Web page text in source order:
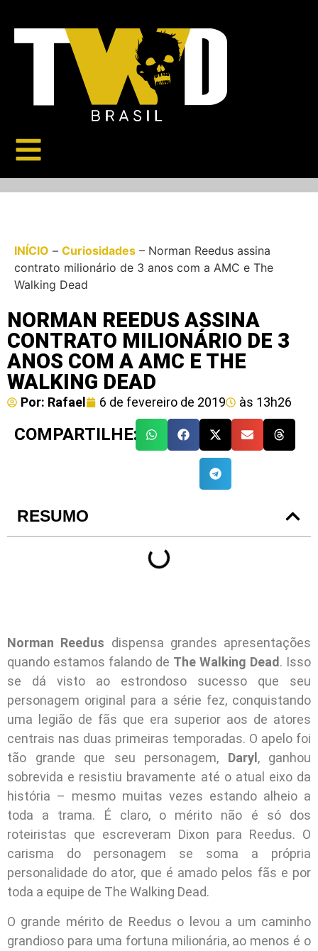
INÍCIO – Curiosidades – Norman Reedus assina
contrato milionário de 3 anos com a AMC e The
Walking Dead
NORMAN REEDUS ASSINA
CONTRATO MILIONÁRIO DE 3
ANOS COM A AMC E THE
WALKING DEAD
Por: Rafael 6 de fevereiro de 2019 às 13h26
COMPARTILHE:
RESUMO
Norman Reedus dispensa grandes apresentações
quando estamos falando de The Walking Dead. Isso
se dá visto ao estrondoso sucesso que seu
personagem original para a série fez, conquistando
uma legião de fãs que era superior aos de atores
centrais nas duas primeiras temporadas. O apelo foi
tão grande que seu personagem, Daryl , ganhou
sobrevida e resistiu bravamente até o atual eixo da
história – mesmo muitas vezes estando alheio a
toda a trama. É claro, o mérito não é só dos
roteiristas que escreveram Dixon para Reedus. O
carisma do personagem se soma a própria
personalidade do ator, que é amado pelos fãs e por
toda a equipe de The Walking Dead.
O grande mérito de Reedus o levou a um caminho
grandioso para uma fortuna milionária, ao menos é o